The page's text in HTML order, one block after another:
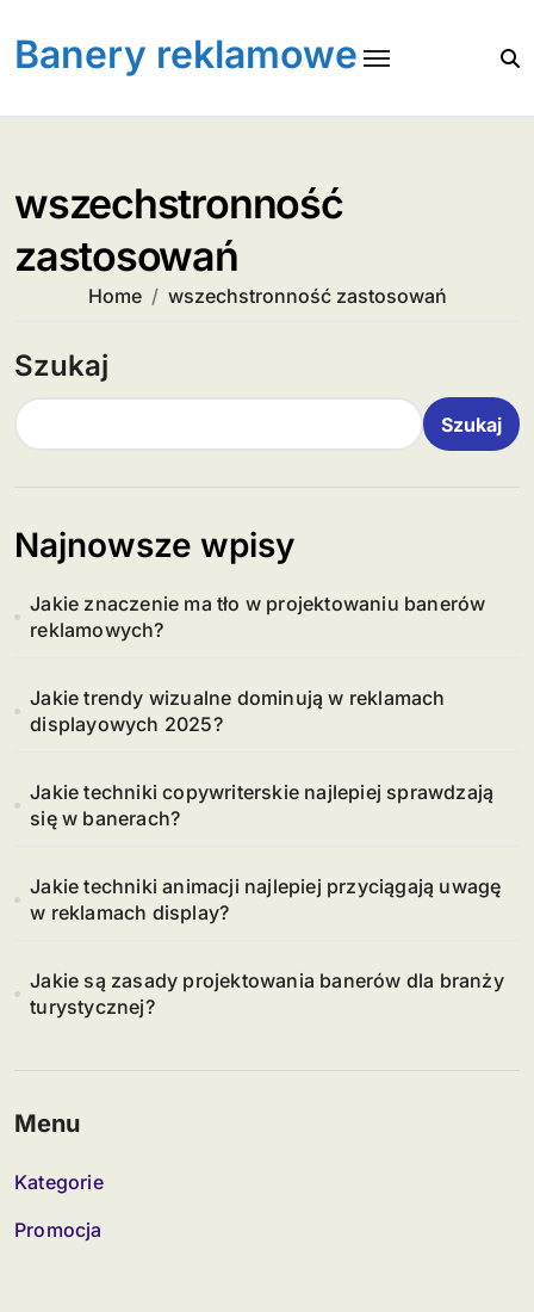
content
Banery reklamowe
wszechstronność
zastosowań
Home wszechstronność zastosowań
Szukaj
Szukaj
Najnowsze wpisy
Jakie znaczenie ma tło w projektowaniu banerów
reklamowych?
Jakie trendy wizualne dominują w reklamach
displayowych 2025?
Jakie techniki copywriterskie najlepiej sprawdzają
się w banerach?
Jakie techniki animacji najlepiej przyciągają uwagę
w reklamach display?
Jakie są zasady projektowania banerów dla branży
turystycznej?
Menu
Kategorie
Promocja